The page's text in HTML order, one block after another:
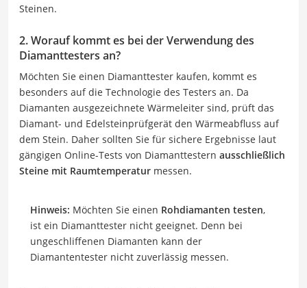
Steinen.
2. Worauf kommt es bei der Verwendung des
Diamanttesters an?
Möchten Sie einen Diamanttester kaufen, kommt es
besonders auf die Technologie des Testers an. Da
Diamanten ausgezeichnete Wärmeleiter sind, prüft das
Diamant- und Edelsteinprüfgerät den Wärmeabfluss auf
dem Stein. Daher sollten Sie für sichere Ergebnisse laut
gängigen Online-Tests von Diamanttestern ausschließlich
Steine mit Raumtemperatur messen.
Hinweis: Möchten Sie einen Rohdiamanten testen,
ist ein Diamanttester nicht geeignet. Denn bei
ungeschliffenen Diamanten kann der
Diamantentester nicht zuverlässig messen.